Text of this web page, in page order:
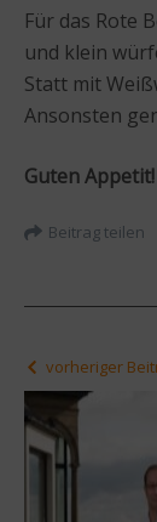
Für das Rote
und klein
Statt mit
Ansonsten
Guten Appetit!
Beitrag teilen
vorheriger